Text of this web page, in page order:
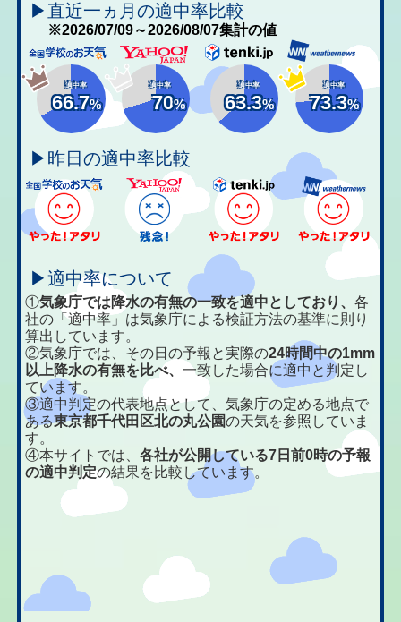
▶直近一ヵ月の適中率比較
※2026/07/09～2026/08/07集計の値
適中率
66.7%
適中率
70%
適中率
63.3%
適中率
73.3%
▶昨日の適中率比較
▶適中率について
①気象庁では降水の有無の一致を適中としており、各
社の「適中率」は気象庁による検証方法の基準に則り
算出しています。
②気象庁では、その日の予報と実際の24時間中の1mm
以上降水の有無を比べ、一致した場合に適中と判定し
ています。
③適中判定の代表地点として、気象庁の定める地点で
ある東京都千代田区北の丸公園の天気を参照していま
す。
④本サイトでは、各社が公開している7日前0時の予報
の適中判定の結果を比較しています。